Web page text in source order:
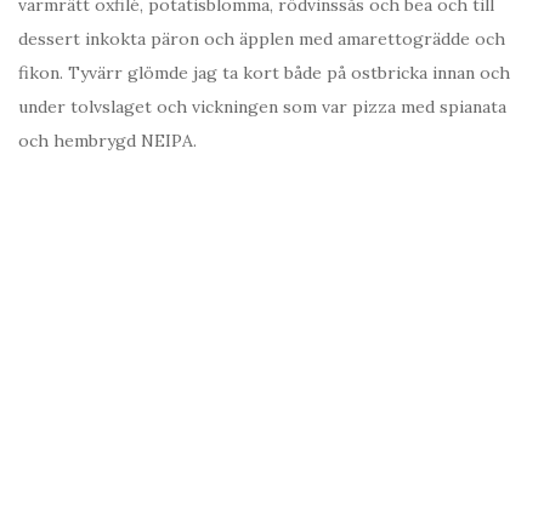
varmrätt oxfilé, potatisblomma, rödvinssås och bea och till
dessert inkokta päron och äpplen med amarettogrädde och
fikon. Tyvärr glömde jag ta kort både på ostbricka innan och
under tolvslaget och vickningen som var pizza med spianata
och hembrygd NEIPA.